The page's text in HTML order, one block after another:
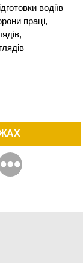
водіїв
праці,